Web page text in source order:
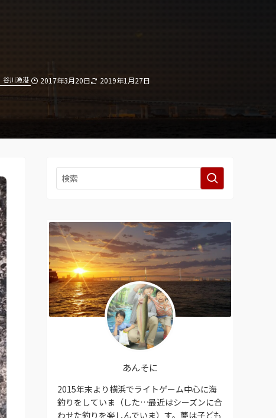
谷川漁港 2017年3月20日 2019年1月27日
あんそに
2015年末より横浜でライトゲーム中心に海
釣りをしていま（した…最近はシーズンに合
わせた釣りを楽しんでいま）す。夢は子ども